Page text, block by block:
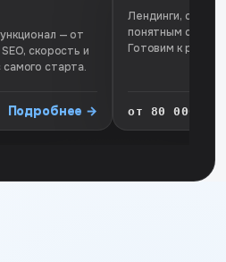
— от
скорость и
старта.
Подробнее →
Лендинги, сайты
понятным
Готовим к
от 80 000 ₽